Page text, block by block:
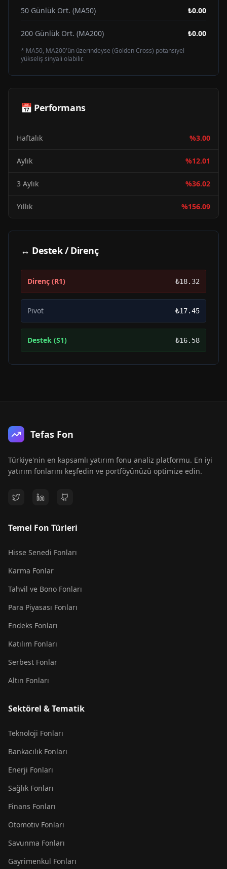
50 Günlük Ort. (MA50) ₺0.00
200 Günlük Ort. (MA200) ₺0.00
* MA50, MA200'ün üzerindeyse (Golden Cross) potansiyel
yükseliş sinyali olabilir.
📅 Performans
Haftalık %3.00
Aylık %12.01
3 Aylık %36.02
Yıllık %156.09
↔ Destek / Direnç
Direnç (R1) ₺18.32
Pivot ₺17.45
Destek (S1) ₺16.58
Tefas Fon
Türkiye'nin en kapsamlı yatırım fonu analiz platformu. En iyi
yatırım fonlarını keşfedin ve portföyünüzü optimize edin.
Temel Fon Türleri
Hisse Senedi Fonları
Karma Fonlar
Tahvil ve Bono Fonları
Para Piyasası Fonları
Endeks Fonları
Katılım Fonları
Serbest Fonlar
Altın Fonları
Sektörel & Tematik
Teknoloji Fonları
Bankacılık Fonları
Enerji Fonları
Sağlık Fonları
Finans Fonları
Otomotiv Fonları
Savunma Fonları
Gayrimenkul Fonları